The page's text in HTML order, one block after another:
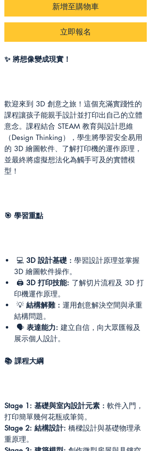
新增至購物車
立即報名
✨ 將想像變成現實！
歡迎來到 3D 創意之旅！這個充滿實踐性的
課程讓孩子能親手設計並打印出自己的立體
意念。課程結合 STEAM 教育與設計思維
（Design Thinking），學生將學習安全易用
的 3D 繪圖軟件、了解打印機的運作原理，
並最終將虛擬想法化為觸手可及的實體模
型！
🎯 學習重點
💻 3D 設計基礎 : 學習設計原理並掌握
3D 繪圖軟件操作。
🖨️ 3D 打印技能: 了解切片流程及 3D 打
印機運作原理。
💡 結構解難 : 運用創意解決空間與承重
結構問題。
🗣️ 表達能力: 建立自信，向大眾匯報及
展示個人設計。
📚 課程大綱
Stage 1: 基礎與室內設計元素 : 軟件入門，
打印簡單幾何花瓶或筆筒。
Stage 2: 結構設計: 橋樑設計與基礎物理承
重原理。